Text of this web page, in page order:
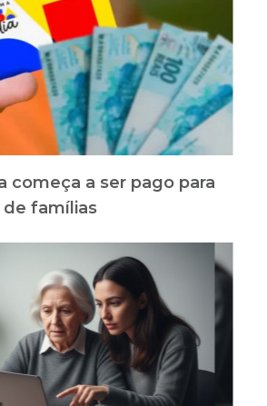
começa a ser pago para
de famílias